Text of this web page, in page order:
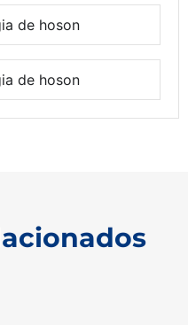
de hoson
de hoson